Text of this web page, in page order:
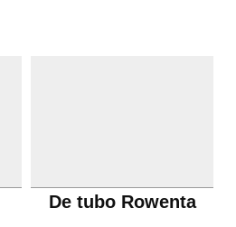
De tubo Rowenta